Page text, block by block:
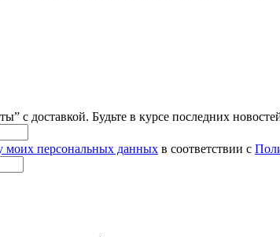
с доставкой. Будьте в курсе последних
моих персональных данных в соответствии с